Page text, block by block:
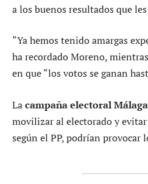
a los buenos resultados que
“Ya hemos tenido amargas
ha recordado Moreno,
en que “los votos se ganan
Lacampaña electoral
movilizar al electorado y
según el PP, podrían provocar